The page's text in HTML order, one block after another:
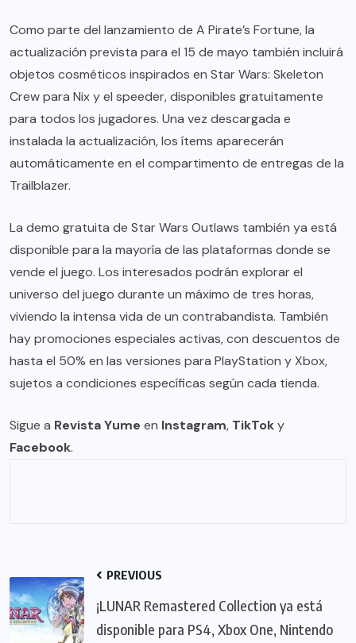
Como parte del lanzamiento de A Pirate’s Fortune, la
actualización prevista para el 15 de mayo también incluirá
objetos cosméticos inspirados en Star Wars: Skeleton
Crew para Nix y el speeder, disponibles gratuitamente
para todos los jugadores. Una vez descargada e
instalada la actualización, los ítems aparecerán
automáticamente en el compartimento de entregas de la
Trailblazer.
La demo gratuita de Star Wars Outlaws también ya está
disponible para la mayoría de las plataformas donde se
vende el juego. Los interesados podrán explorar el
universo del juego durante un máximo de tres horas,
viviendo la intensa vida de un contrabandista. También
hay promociones especiales activas, con descuentos de
hasta el 50% en las versiones para PlayStation y Xbox,
sujetos a condiciones específicas según cada tienda.
Sigue a Revista Yume en Instagram, TikToky
Facebook.
PREVIOUS
¡LUNAR Remastered Collection ya está
disponible para PS4, Xbox One, Nintendo